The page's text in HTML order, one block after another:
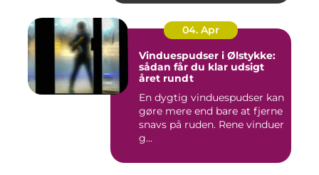
04. Apr
Vinduespudser i Ølstykke:
sådan får du klar udsigt
året rundt
En dygtig vinduespudser kan
gøre mere end bare at fjerne
snavs på ruden. Rene vinduer
g...